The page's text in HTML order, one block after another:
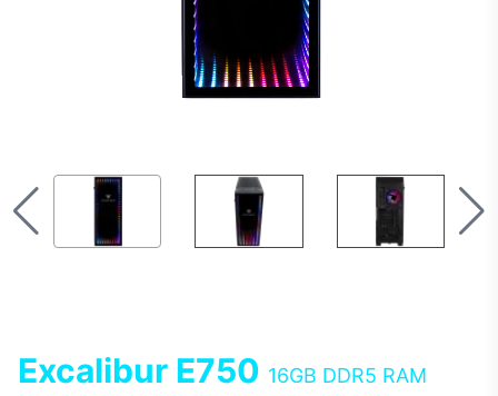
Excalibur E750 16GB DDR5 RAM